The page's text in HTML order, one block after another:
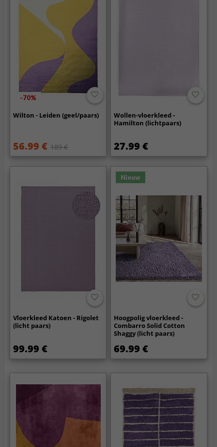
-70%
Wilton - Leiden (geel/paars)
56.99 € 189 €
Wollen-vloerkleed -
Hamilton (lichtpaars)
27.99 €
Vloerkleed Katoen - Rigolet
(licht paars)
99.99 €
Nieuw
Hoogpolig vloerkleed -
Combarro Solid Cotton
Shaggy (licht paars)
69.99 €